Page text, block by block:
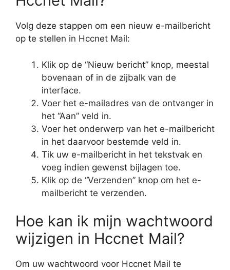
Volg deze stappen om een nieuw e-mailbericht
op te stellen in Hccnet Mail:
Klik op de “Nieuw bericht” knop, meestal
bovenaan of in de zijbalk van de
interface.
Voer het e-mailadres van de ontvanger in
het “Aan” veld in.
Voer het onderwerp van het e-mailbericht
in het daarvoor bestemde veld in.
Tik uw e-mailbericht in het tekstvak en
voeg indien gewenst bijlagen toe.
Klik op de “Verzenden” knop om het e-
mailbericht te verzenden.
Hoe kan ik mijn wachtwoord
wijzigen in Hccnet Mail?
Om uw wachtwoord voor Hccnet Mail te